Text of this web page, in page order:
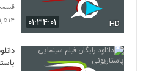
۰۱:۳۴:۰۱ HD
۱,۵۱۴ بازدید